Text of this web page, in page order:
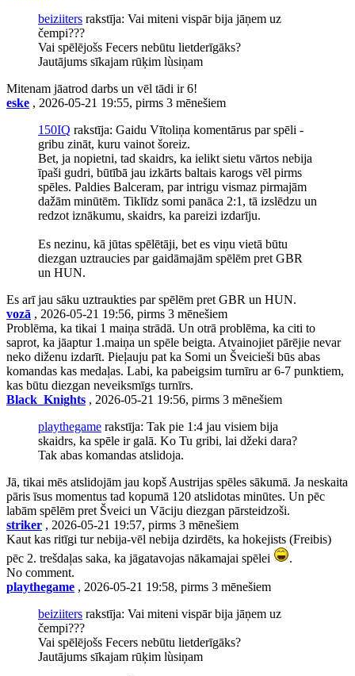
beiziiters rakstīja: Vai miteni vispār bija jāņem uz
čempi???
Vai spēlējošs Fecers nebūtu lietderīgāks?
Jautājums sīkajam rūķim lùsiņam
Mitenam jāatrod darbs un vēl tādi ir 6!
eske , 2026-05-21 19:55, pirms 3 mēnešiem
150IQ rakstīja: Gaidu Vītoliņa komentārus par spēli -
gribu zināt, kuru vainot šoreiz.
Bet, ja nopietni, tad skaidrs, ka ielikt sietu vārtos nebija
īpaši gudri, būtībā jau izkārts baltais karogs vēl pirms
spēles. Paldies Balceram, par intrigu vismaz pirmajām
dažām minūtēm. Tiklīdz somi panāca 2:1, tā izslēdzu un
redzot iznākumu, skaidrs, ka pareizi izdarīju.
Es nezinu, kā jūtas spēlētāji, bet es viņu vietā būtu
diezgan uztraucies par gaidāmajām spēlēm pret GBR
un HUN.
Es arī jau sāku uztraukties par spēlēm pret GBR un HUN.
vozā , 2026-05-21 19:56, pirms 3 mēnešiem
Problēma, ka tikai 1 maiņa strādā. Un otrā problēma, ka citi to
saprot, ka jāaptur 1.maiņa un spēle beigta. Atvainojiet pārējie nevar
neko diženu izdarīt. Pieļauju pat ka Somi un Šveicieši būs abas
komandas kas medaļas. Labi, ka pabeigsim turnīru ar 6-7 punktiem,
kas būtu diezgan neveiksmīgs turnīrs.
Black_Knights , 2026-05-21 19:56, pirms 3 mēnešiem
playthegame rakstīja: Tak pie 1:4 jau visiem bija
skaidrs, ka spēle ir galā. Ko Tu gribi, lai džeki dara?
Tak abas komandas atslidoja.
Jā, tikai mēs atslidojām jau kopš Austrijas spēles sākumā. Ja neskaita
pāris īsus momentus tad kopumā 120 atslidotas minūtes. Un pēc
labām spēlēm pret Šveici un Vāciju diezgan pārsteidzoši.
striker , 2026-05-21 19:57, pirms 3 mēnešiem
Kaut kas ritīgi tur nebija-vēl nebija dzirdēts, ka hokejists (Freibis)
pēc 2. trešdaļas saka, ka jāgatavojas nākamajai spēlei
.
No comment.
playthegame , 2026-05-21 19:58, pirms 3 mēnešiem
beiziiters rakstīja: Vai miteni vispār bija jāņem uz
čempi???
Vai spēlējošs Fecers nebūtu lietderīgāks?
Jautājums sīkajam rūķim lùsiņam